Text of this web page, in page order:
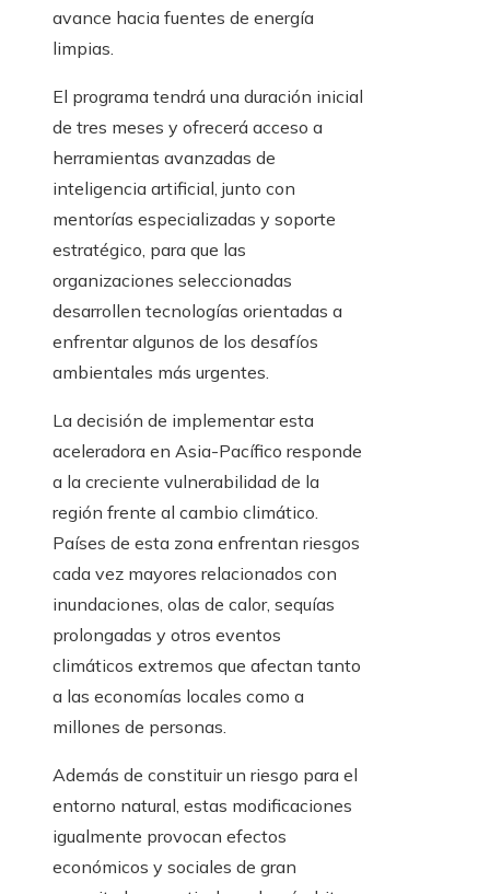
avance hacia fuentes de energía
limpias.
El programa tendrá una duración inicial
de tres meses y ofrecerá acceso a
herramientas avanzadas de
inteligencia artificial, junto con
mentorías especializadas y soporte
estratégico, para que las
organizaciones seleccionadas
desarrollen tecnologías orientadas a
enfrentar algunos de los desafíos
ambientales más urgentes.
La decisión de implementar esta
aceleradora en Asia-Pacífico responde
a la creciente vulnerabilidad de la
región frente al cambio climático.
Países de esta zona enfrentan riesgos
cada vez mayores relacionados con
inundaciones, olas de calor, sequías
prolongadas y otros eventos
climáticos extremos que afectan tanto
a las economías locales como a
millones de personas.
Además de constituir un riesgo para el
entorno natural, estas modificaciones
igualmente provocan efectos
económicos y sociales de gran